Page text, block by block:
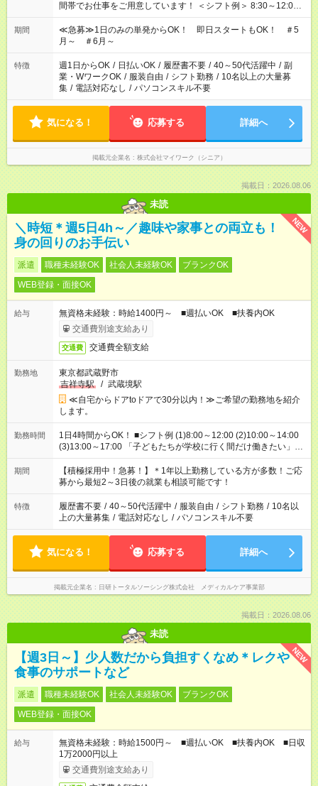
間帯でお仕事をご用意しています！ ＜シフト例＞ 8:30～12:00
17:00～22:00 13:00～22:00 22:00～翌6:00 など
期間
≪急募≫1日のみの単発からOK！ 即日スタートもOK！ ＃5
月～ ＃6月～
特徴 週1日からOK / 日払いOK / 履歴書不要 / 40～50代活躍中 / 副
業・WワークOK / 服装自由 / シフト勤務 / 10名以上の大量募
集 / 電話対応なし / パソコンスキル不要
気になる！ 応募する 詳細へ
掲載元企業名 株式会社マイワーク（シニア）
掲載日：2026.08.06
未読
NEW
＼時短＊週5日4h～／趣味や家事との両立も！
身の回りのお手伝い
派遣 職種未経験OK 社会人未経験OK
ブランクOK
WEB登録・面接OK
給与
無資格未経験：時給1400円～ ■週払いOK ■扶養内OK
交通費別途支給あり
交通費 交通費全額支給
勤務地
東京都武蔵野市
吉祥寺駅
/ 武蔵境駅
≪自宅からドアtoドアで30分以内！≫ご希望の勤務地を紹介
します。
勤務時間
1日4時間からOK！ ■シフト例 (1)8:00～12:00 (2)10:00～14:00
(3)13:00～17:00 「子どもたちが学校に行く間だけ働きたい」
「余裕を持って夕飯の準備がしたい」 「午前中は働いて、午後
はプライベートの時間にしたい」 など、ご希望を教えてくださ
いね。 ※Wワーク希望の方へ 今ご覧のお仕事で希望する勤務時
間と、もう1つのお仕事の勤務時間。 合計で週40時間を超える
場合は応募できません。
期間
【積極採用中！急募！】＊1年以上勤務している方が多数！ご応
募から最短2～3日後の就業も相談可能です！
特徴 履歴書不要 / 40～50代活躍中 / 服装自由 / シフト勤務 / 10名以
上の大量募集 / 電話対応なし / パソコンスキル不要
気になる！ 応募する 詳細へ
掲載元企業名 日研トータルソーシング株式会社 メディカルケア事業部
掲載日：2026.08.06
未読
NEW
【週3日～】少人数だから負担すくなめ＊レクや
食事のサポートなど
派遣 職種未経験OK 社会人未経験OK
ブランクOK
WEB登録・面接OK
給与
無資格未経験：時給1500円～ ■週払いOK ■扶養内OK ■日収
1万2000円以上
交通費別途支給あり